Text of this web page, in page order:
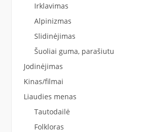
Irklavimas
Alpinizmas
Slidinėjimas
Šuoliai guma, parašiutu
Jodinėjimas
Kinas/filmai
Liaudies menas
Tautodailė
Folkloras